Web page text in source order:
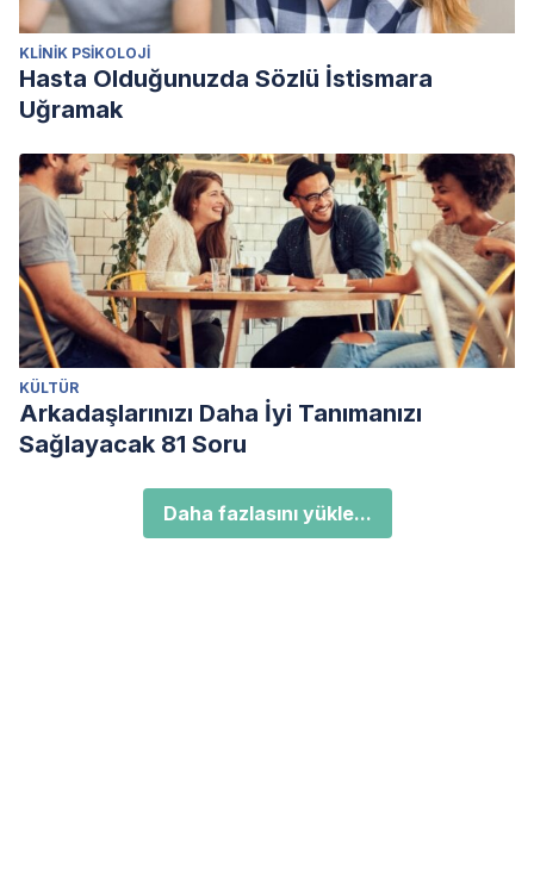
KLINIK PSIKOLOJI
Hasta Olduğunuzda Sözlü İstismara
Uğramak
KÜLTÜR
Arkadaşlarınızı Daha İyi Tanımanızı
Sağlayacak 81 Soru
Daha fazlasını yükle...